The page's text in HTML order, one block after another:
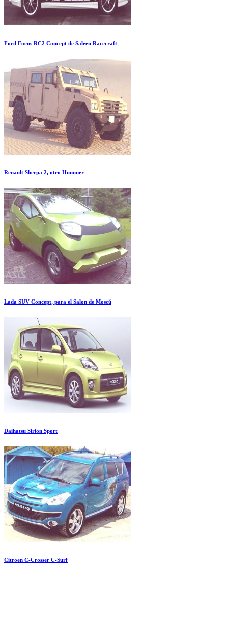
Ford Focus RC2 Concept de Saleen Racecraft
Renault Sherpa 2, otro Hummer
Lada SUV Concept, para el Salon de Moscú
Daihatsu Sirion Sport
Citroen C-Crosser C-Surf